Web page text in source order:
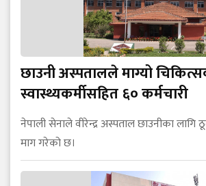
छाउनी अस्पतालले माग्यो
स्वास्थ्यकर्मीसहित ६० कर्मचारी
नेपाली सेनाले वीरेन्द्र अस्पताल छाउनीका लागि
माग गरेको छ।